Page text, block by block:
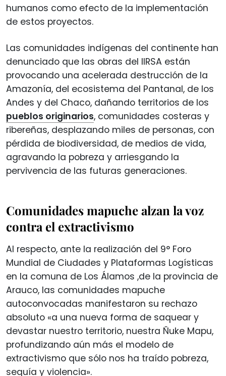
humanos como efecto de la implementación
de estos proyectos.
Las comunidades indígenas del continente han
denunciado que las obras del IIRSA están
provocando una acelerada destrucción de la
Amazonía, del ecosistema del Pantanal, de los
Andes y del Chaco, dañando territorios de los
pueblos originarios, comunidades costeras y
ribereñas, desplazando miles de personas, con
pérdida de biodiversidad, de medios de vida,
agravando la pobreza y arriesgando la
pervivencia de las futuras generaciones.
Comunidades mapuche alzan la voz
contra el extractivismo
Al respecto, ante la realización del 9° Foro
Mundial de Ciudades y Plataformas Logísticas
en la comuna de Los Álamos ,de la provincia de
Arauco, las comunidades mapuche
autoconvocadas manifestaron su rechazo
absoluto «a una nueva forma de saquear y
devastar nuestro territorio, nuestra Ñuke Mapu,
profundizando aún más el modelo de
extractivismo que sólo nos ha traído pobreza,
sequía y violencia».